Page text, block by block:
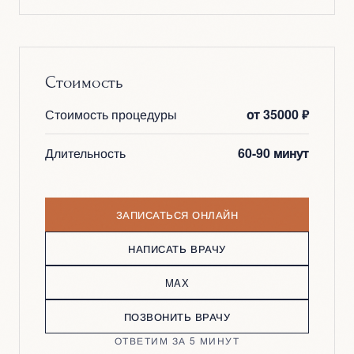
лифтинговый эффект без агрессивного
недель. Точное количество врач определяет
состояния кожи и выраженности возрастных
Стоимость
Стоимость процедуры от 35000 ₽
Длительность 60-90 минут
ЗАПИСАТЬСЯ ОНЛАЙН
НАПИСАТЬ ВРАЧУ
MAX
ПОЗВОНИТЬ ВРАЧУ
ОТВЕТИМ ЗА 5 МИНУТ